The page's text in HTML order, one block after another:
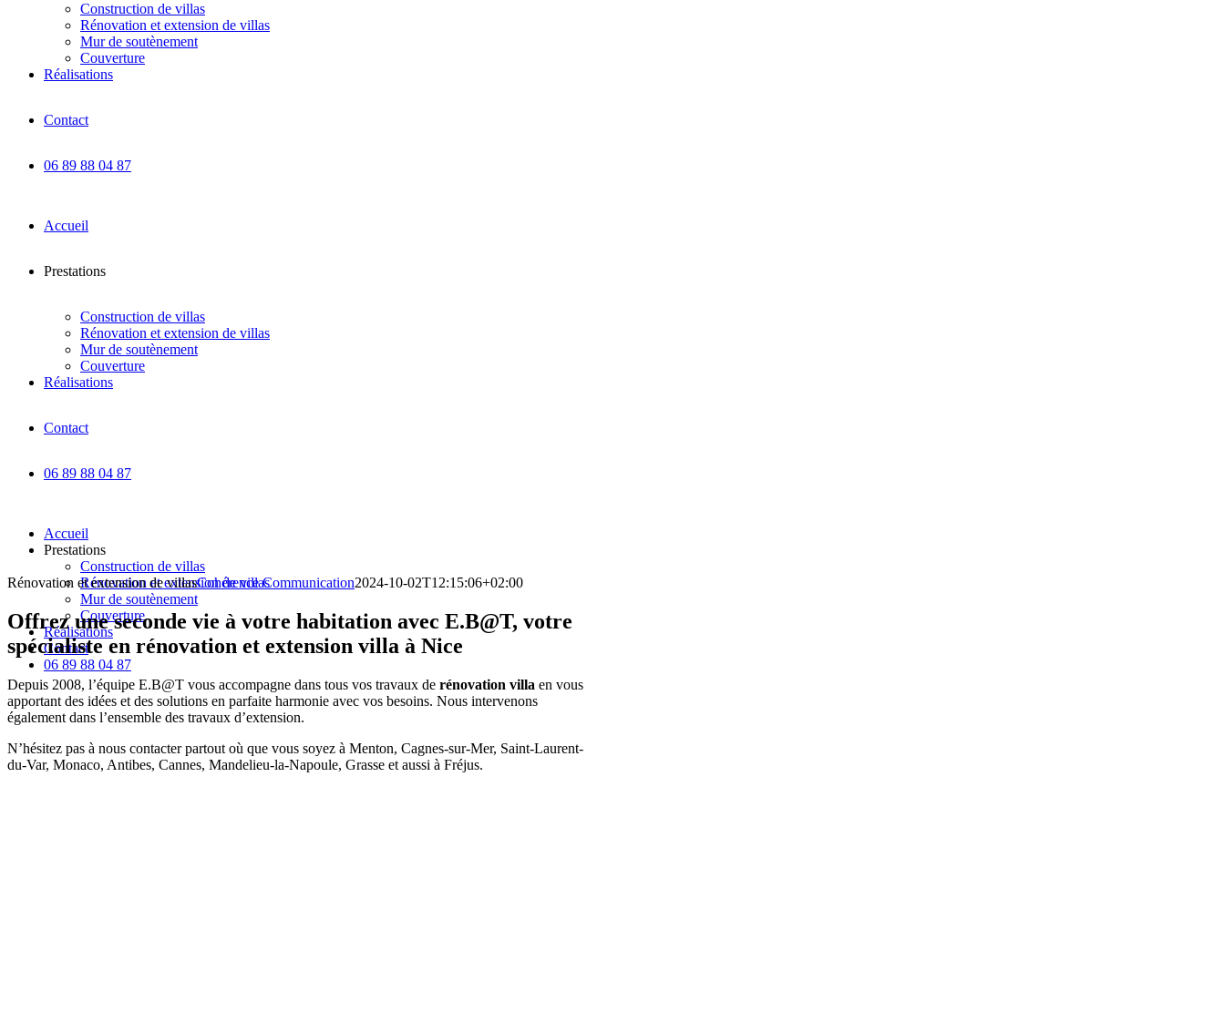
Construction de villas
Rénovation et extension de villas
Mur de soutènement
Couverture
Réalisations
Contact
06 89 88 04 87
Accueil
Prestations
Construction de villas
Rénovation et extension de villas
Mur de soutènement
Couverture
Réalisations
Contact
06 89 88 04 87
Accueil
Prestations
Construction de villas
Rénovation et extension de villas
Mur de soutènement
Couverture
Réalisations
Contact
06 89 88 04 87
Rénovation et extension de villasCohérence Communication2024-10-02T12:15:06+02:00
Offrez une seconde vie à votre habitation avec E.B@T, votre
spécialiste en rénovation et extension villa à Nice
Depuis 2008, l’équipe E.B@T vous accompagne dans tous vos travaux de rénovation villa en vous
apportant des idées et des solutions en parfaite harmonie avec vos besoins. Nous intervenons
également dans l’ensemble des travaux d’extension.
N’hésitez pas à nous contacter partout où que vous soyez à Menton, Cagnes-sur-Mer, Saint-Laurent-
du-Var, Monaco, Antibes, Cannes, Mandelieu-la-Napoule, Grasse et aussi à Fréjus.